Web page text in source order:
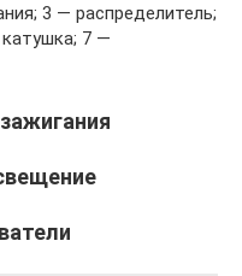
3 — распределитель;
7 —